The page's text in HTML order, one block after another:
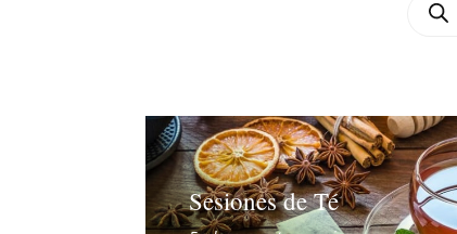
Sesiones de Té